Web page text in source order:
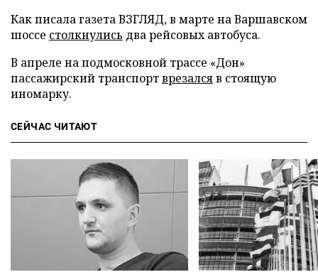
Как писала газета ВЗГЛЯД, в марте на Варшавском
шоссе столкнулись два рейсовых автобуса.
В апреле на подмосковной трассе «Дон»
пассажирский транспортврезалсяв стоящую
иномарку.
СЕЙЧАС ЧИТАЮТ